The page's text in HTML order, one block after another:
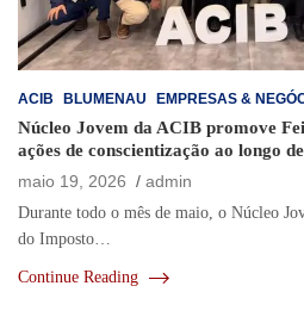
ACIB BLUMENAU EMPRESAS &
Núcleo Jovem da ACIB promove
ações de conscientização ao longo
maio 19, 2026
admin
Durante todo o mês de maio, o Núcleo
do Imposto…
Continue Reading